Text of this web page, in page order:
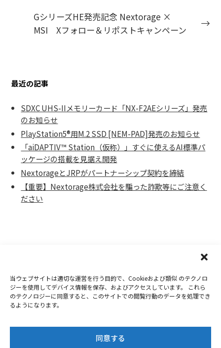
当ウェブサイトは適切な運営を行う目的で、Cookieおよび類似 のテクノロ
ジーを使用してデバイス情報を保存、およびアクセスしています。 これら
のテクノロジーに同意すると、このサイトでの閲覧行動のデータを処理でき
るようになります。
同意する
GシリーズHE発売記念 Nextorage ×
MSI Xフォロー＆リポストキャンペーン
最近の記事
SDXC UHS-IIメモリーカード「NX-F2AEシリーズ」発売
のお知らせ
PlayStation5®用M.2 SSD [NEM-PAD]発売のお知らせ
「aiDAPTIV™ Station（仮称）」すぐに使えるAI標準パ
ッケージの搭載を見据え開発
NextorageとJRPがパートナーシップ契約を締結
【重要】Nextorage株式会社を騙った詐欺等にご注意く
ださい
Copyright 2019-2026Nextorage
プライバシーポリシー
ウェブサイト利用条件